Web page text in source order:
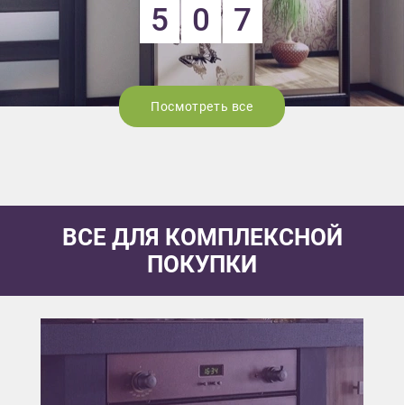
5 0 7
Посмотреть все
ВСЕ ДЛЯ КОМПЛЕКСНОЙ
ПОКУПКИ